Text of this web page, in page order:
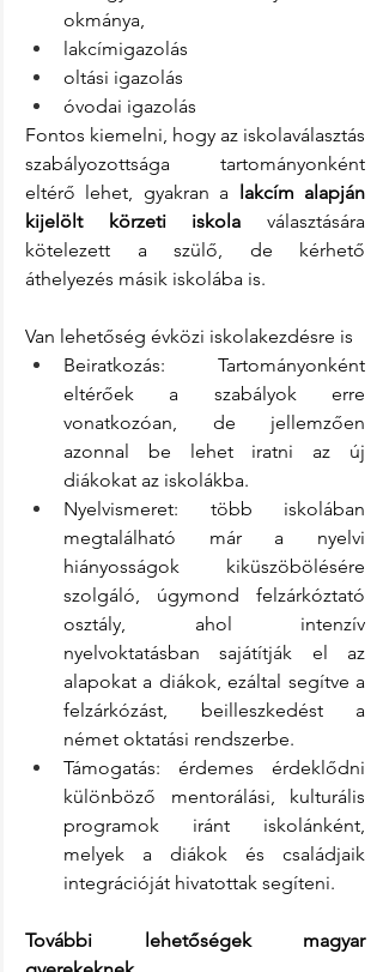
okmánya,
lakcímigazolás
oltási igazolás
óvodai igazolás
Fontos kiemelni, hogy az iskolaválasztás
szabályozottsága tartományonként
eltérő lehet, gyakran a lakcím alapján
kijelölt körzeti iskola választására
kötelezett a szülő, de kérhető
áthelyezés másik iskolába is.
Van lehetőség évközi iskolakezdésre is
Beiratkozás: Tartományonként
eltérőek a szabályok erre
vonatkozóan, de jellemzően
azonnal be lehet iratni az új
diákokat az iskolákba.
Nyelvismeret: több iskolában
megtalálható már a nyelvi
hiányosságok kiküszöbölésére
szolgáló, úgymond felzárkóztató
osztály, ahol intenzív
nyelvoktatásban sajátítják el az
alapokat a diákok, ezáltal segítve a
felzárkózást, beilleszkedést a
német oktatási rendszerbe.
Támogatás: érdemes érdeklődni
különböző mentorálási, kulturális
programok iránt iskolánként,
melyek a diákok és családjaik
integrációját hivatottak segíteni.
További lehetőségek magyar